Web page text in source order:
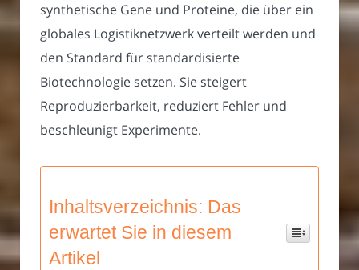
synthetische Gene und Proteine, die über ein
globales Logistiknetzwerk verteilt werden und
den Standard für standardisierte
Biotechnologie setzen. Sie steigert
Reproduzierbarkeit, reduziert Fehler und
beschleunigt Experimente.
Inhaltsverzeichnis: Das
erwartet Sie in diesem
Artikel